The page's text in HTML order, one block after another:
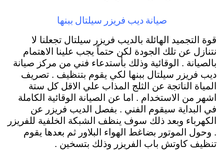
صيانة ديب فريزر سيلتال ببنها
قوة التجميد الهائلة بالديب فريزر سيلتال تجعلنا لا
نتنازل عن تلك الجودة لكن حتماً يجب علينا الاهتمام
بالصيانة . الوقائية وذلك بأستدعاء فني من مركز صيانة
ديب فريزر سيلتال ببنها لكي يقوم بتنظيف . تصريف
المياة الناتجة عن الثلج المذاب علي الاقل كل ستة
اشهر من الاستخدام . اما عن الصيانة الوقائية الكاملة
في البداية سيقوم الفني . بفصل الديب فريزر عن
الكهرباء وبعد ذلك سوف ينظف الشبكة الخلفية للفريزر
. وحول الموتور بضاغط الهواء البلاور ثم بعدها يقوم
تنظيف كاوتش باب الفريزر وذلك بتسخين .